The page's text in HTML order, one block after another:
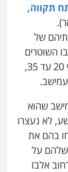
וחקירות
תקווה,
של
השוטרים
לחקירה את שלושת החשודים, בגלאי 20 עד 35,
שהוא
לא נעצרו
בהם את
שלהם על
ב-11 ינואר ברחוב אלבז